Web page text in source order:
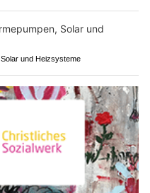
und Heizsysteme